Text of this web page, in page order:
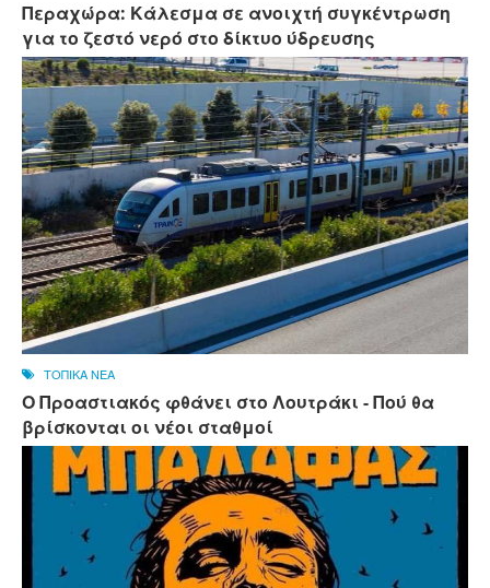
Περαχώρα: Κάλεσμα σε ανοιχτή συγκέντρωση
για το ζεστό νερό στο δίκτυο ύδρευσης
ΤΟΠΙΚΑ ΝΕΑ
Ο Προαστιακός φθάνει στο Λουτράκι - Πού θα
βρίσκονται οι νέοι σταθμοί